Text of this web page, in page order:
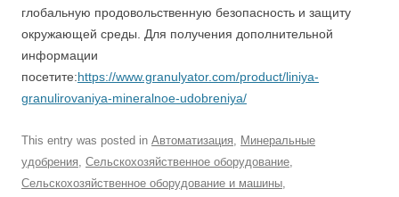
глобальную продовольственную безопасность и защиту
окружающей среды. Для получения дополнительной
информации
посетите:https://www.granulyator.com/product/liniya-
granulirovaniya-mineralnoe-udobreniya/
This entry was posted in Автоматизация, Минеральные
удобрения, Сельскохозяйственное оборудование,
Сельскохозяйственное оборудование и машины,